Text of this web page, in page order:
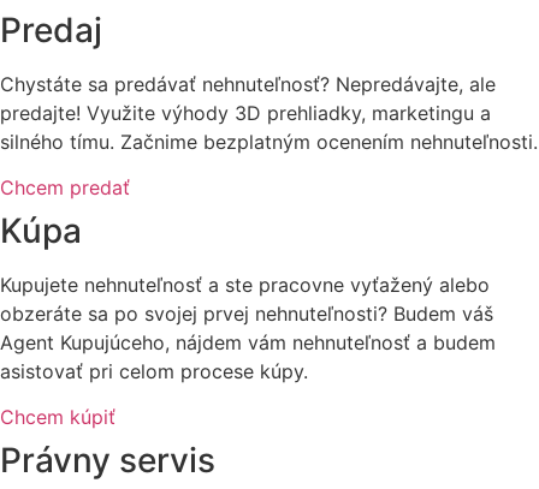
Predaj
Chystáte sa predávať nehnuteľnosť? Nepredávajte, ale
predajte! Využite výhody 3D prehliadky, marketingu a
silného tímu. Začnime bezplatným ocenením nehnuteľnosti.
Chcem predať
Kúpa
Kupujete nehnuteľnosť a ste pracovne vyťažený alebo
obzeráte sa po svojej prvej nehnuteľnosti? Budem váš
Agent Kupujúceho, nájdem vám nehnuteľnosť a budem
asistovať pri celom procese kúpy.
Chcem kúpiť
Právny servis